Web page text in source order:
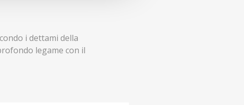
i dettami della
legame con il